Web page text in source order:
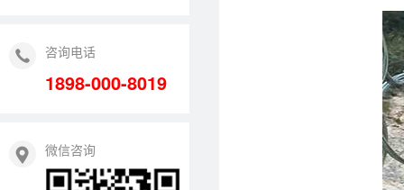
咨询电话
1898-000-8019
微信咨询